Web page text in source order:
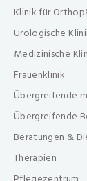
Klinik für
Urologische
Medizinische
Frauenklinik
Übergreifende
Übergreifende
Beratungen &
Therapien